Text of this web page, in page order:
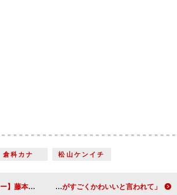
倉科カナ 松山ケンイチ
じゃ』と言っている唯一の存在」 「堺さんから笑顔がすごくかわいいと言われて…」村上新悟（直江兼続） 【真田丸 インタビュー】